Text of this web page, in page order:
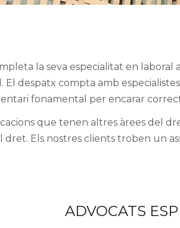
la seva especialitat en
El despatx compta amb
fonamental per encarar
que tenen altres àrees del
Els nostres clients troben un
ADVOCATS